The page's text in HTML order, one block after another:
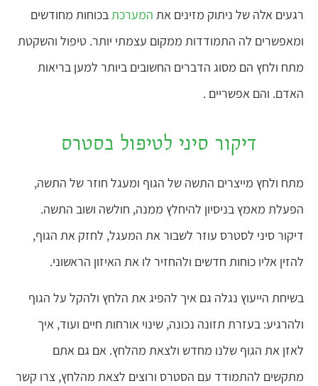
רגעים אלה של ניתוק מזינים את המערכתבכוחות מחודשים
ומאפשרים לה התמודדות ממקום עצמתי יותר. טיפול והשקטת
מתח ולחץ הם מסוג הדברים החשובים ביותר למען בריאות
האדם. והם אפשריים .
דיקור סיני לטיפול בסטרס
מתח ולחץ מייצרים התשה של הגוף ומעגל חוזר של התשה,
הפעלת מאמץ בניסיון להיחלץ ממנה, חולשה ושוב התשה.
דיקור סיני לסטרס עוזר לשבור את המעגל, לחזק את הגוף,
להזין אליו כוחות חדשים ולהחזיר לו את האיזון הראשוני.
בשיחת הייעוץ נגלה גם איך להפיג את הלחץ ולהקל על הגוף
ולהרגיע: בעזרת תזונה נכונה, שינוי אורחות חיים ועוד, איך
לאזן את הגוף שלנו מחדש ולצאת מהלחץ. אם גם אתם
מתקשים להתמודד עם הסטרס ורוצים לצאת מהלחץ, צרו קשר